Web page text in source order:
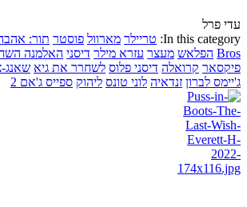
עדי פרל
In this category: טריילר מארוול פוסטר תור:
Bros הפלאש מעצר עזרא מילר דיסני האלמנה
פיקסאר קרואלה דיסני פלוס לשחרר את גיא שאנג-
ג'יימס לברון זנדאיה לוני טונס ליהוק ספייס ג'אם 2